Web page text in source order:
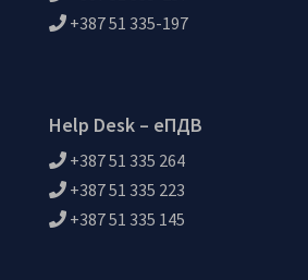
+387 51 335-197
Help Desk – еПДВ
+387 51 335 264
+387 51 335 223
+387 51 335 145